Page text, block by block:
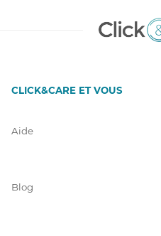
CLICK&CARE ET VOUS
Aide
Blog